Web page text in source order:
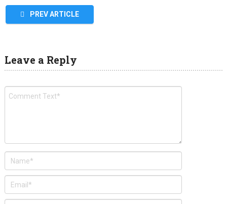
PREV ARTICLE
Leave a Reply